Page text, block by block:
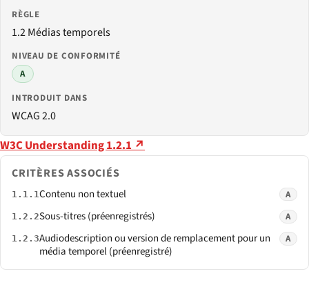
RÈGLE
1.2 Médias temporels
NIVEAU DE CONFORMITÉ
A
INTRODUIT DANS
WCAG 2.0
W3C Understanding 1.2.1 ↗
CRITÈRES ASSOCIÉS
1.1.1 Contenu non textuel A
1.2.2Sous-titres (préenregistrés) A
1.2.3Audiodescription ou version de remplacement pour un
média temporel (préenregistré)
A